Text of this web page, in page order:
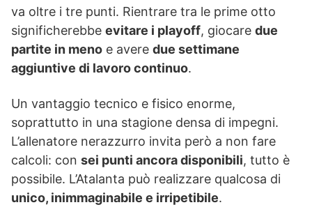
va oltre i tre punti. Rientrare tra le prime otto
significherebbe evitare i playoff, giocare due
partite in meno e avere due settimane
aggiuntive di lavoro continuo.
Un vantaggio tecnico e fisico enorme,
soprattutto in una stagione densa di impegni.
L’allenatore nerazzurro invita però a non fare
calcoli: con sei punti ancora disponibili, tutto è
possibile. L’Atalanta può realizzare qualcosa di
unico, inimmaginabile e irripetibile.